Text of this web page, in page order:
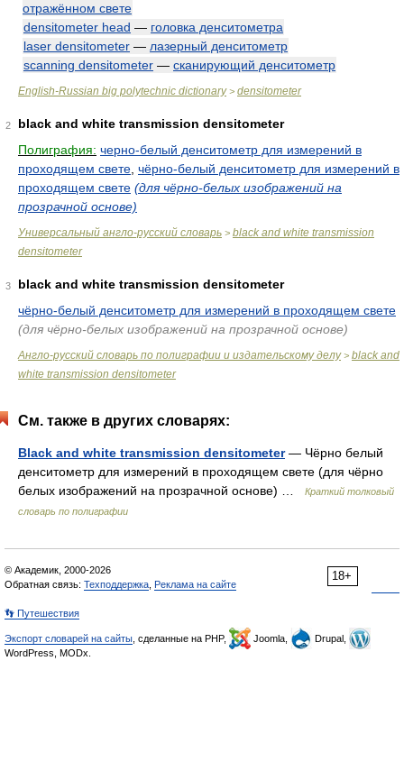
отражённом свете
densitometer head — головка денситометра
laser densitometer — лазерный денситометр
scanning densitometer — сканирующий денситометр
English-Russian big polytechnic dictionary> densitometer
2
black and white transmission densitometer
Полиграфия: черно-белый денситометр для измерений в
проходящем свете чёрно-белый денситометр для измерений в
проходящем свете (для чёрно-белых изображений на
прозрачной основе)
Универсальный англо-русский словарь > black and white transmission
densitometer
3
black and white transmission densitometer
чёрно-белый денситометр для измерений в проходящем свете
(для чёрно-белых изображений на прозрачной основе)
Англо-русский словарь по полиграфии и издательскому делу> black and
white transmission densitometer
См. также в других словарях:
Black and white transmission densitometer— Чёрно белый
денситометр для измерений в проходящем свете (для чёрно
белых изображений на прозрачной основе) …
Краткий толковый
словарь по полиграфии
18+
© Академик, 2000-2026
Обратная связь: Техподдержка Реклама на сайте
👣 Путешествия
Экспорт словарей на сайты , сделанные на PHP, Joomla,
Drupal,
WordPress, MODx.